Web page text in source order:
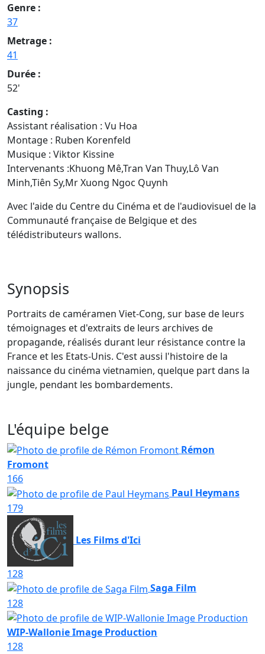
Genre :
37
Metrage :
41
Durée :
52'
Casting :
Assistant réalisation : Vu Hoa
Montage : Ruben Korenfeld
Musique : Viktor Kissine
Intervenants :Khuong Mê,Tran Van Thuy,Lô Van
Minh,Tiên Sy,Mr Xuong Ngoc Quynh
Avec l'aide du Centre du Cinéma et de l'audiovisuel de la
Communauté française de Belgique et des
télédistributeurs wallons.
Synopsis
Portraits de caméramen Viet-Cong, sur base de leurs
témoignages et d'extraits de leurs archives de
propagande, réalisés durant leur résistance contre la
France et les Etats-Unis. C'est aussi l'histoire de la
naissance du cinéma vietnamien, quelque part dans la
jungle, pendant les bombardements.
L'équipe belge
Rémon
Fromont
166
Paul Heymans
179
Les Films d'Ici
128
Saga Film
128
WIP-Wallonie Image Production
128